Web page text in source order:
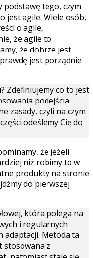
podstawę tego, czym
jest agile. Wiele osób,
o agile,
że agile to
że dobrze jest
jest porządnie
Zdefiniujemy co to jest
podejścia
zasady, czyli na czym
odeślemy Cię do
że jeżeli
niż robimy to w
produkty na stronie
do pierwszej
która polega na
i regularnych
adaptacji. Metoda ta
stosowana z